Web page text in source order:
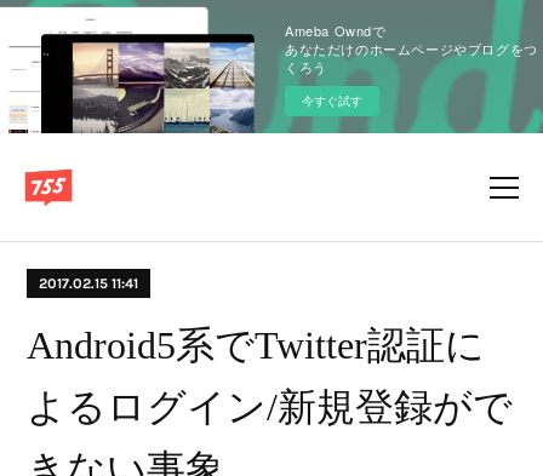
Ameba Owndで
あなただけのホームページやブログをつ
くろう
今すぐ試す
2017.02.15 11:41
Android5系でTwitter認証に
よるログイン/新規登録がで